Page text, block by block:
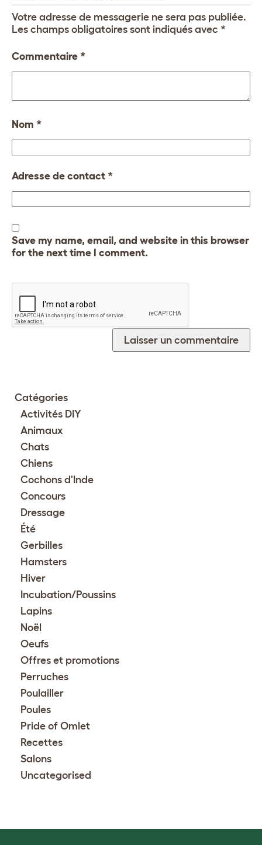
Votre adresse de messagerie ne sera pas publiée.
Les champs obligatoires sont indiqués avec *
Commentaire *
Nom *
Adresse de contact *
Save my name, email, and website in this browser
for the next time I comment.
Catégories
Activités DIY
Animaux
Chats
Chiens
Cochons d'Inde
Concours
Dressage
Été
Gerbilles
Hamsters
Hiver
Incubation/Poussins
Lapins
Noël
Oeufs
Offres et promotions
Perruches
Poulailler
Poules
Pride of Omlet
Recettes
Salons
Uncategorised